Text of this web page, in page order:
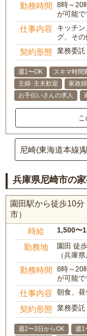
勤務時間
8時～20
が可能
仕事内容
キッチ
グ、そ
契約形態 業務委託
週1〜OK スキマ時間
主婦･主夫歓迎
家政
お手伝いさんの求人
尼崎(東海道本線)
兵庫県尼崎市の
園田駅から徒歩10
市）
時給 1,500〜
勤務地
園田 徒
（兵庫
勤務時間
8時～20
が可能
仕事内容 朝食、
契約形態 業務委託
週2〜3日からOK 週1